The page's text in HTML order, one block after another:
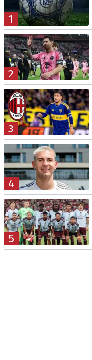
1
2
3
4
5